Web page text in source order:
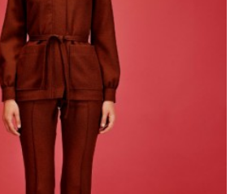
₴12,400.00 ₴6,200.00